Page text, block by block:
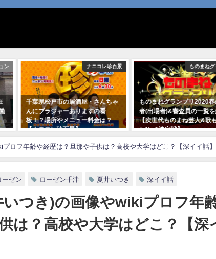
ン ナニコレ珍百景
千葉県松戸市の居酒屋・さんちゃ
んにブラジャーありますの看
板！？場所やメニュー料金は？
【ナニコレ珍百景】
ものまね
ものまねグランプリ2020
者(出場者)&審査員の一覧
【次世代ものまね芸人&歌
ねNo.1決定戦】
ロフ年齢や経歴は？旦那や子供は？高校や大学はどこ？【深イイ話】
ーゼン ローゼン千津 夏井いつき 深イイ話
いつき)の画像やwikiプロフ年
は？高校や大学はどこ？【深